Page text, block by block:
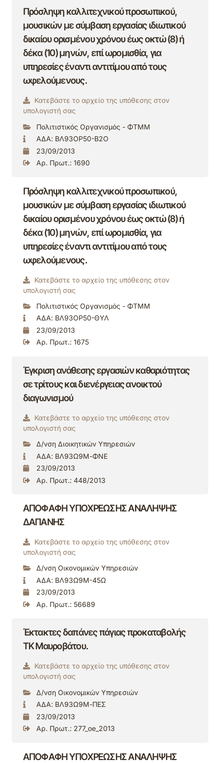
Πρόσληψη καλλιτεχνικού προσωπικού,
μουσικών με σύμβαση εργασίας ιδιωτικού
δικαίου ορισμένου χρόνου έως οκτώ (8) ή
δέκα (10) μηνών, επί ωρομισθία, για
υπηρεσίες έναντι αντιτίμου από τους
ωφελούμενους.
Κατεβάστε το αρχείο της υπόθεσης στον
υπολογιστή σας
Πολιτιστικός Οργανισμός - ΦΤΜΜ
ΑΔΑ: ΒΛ93ΟΡ50-Β2Ο
23/09/2013
Αρ. Πρωτ.: 1690
Πρόσληψη καλλιτεχνικού προσωπικού,
μουσικών με σύμβαση εργασίας ιδιωτικού
δικαίου ορισμένου χρόνου έως οκτώ (8) ή
δέκα (10) μηνών, επί ωρομισθία, για
υπηρεσίες έναντι αντιτίμου από τους
ωφελούμενους.
Κατεβάστε το αρχείο της υπόθεσης στον
υπολογιστή σας
Πολιτιστικός Οργανισμός - ΦΤΜΜ
ΑΔΑ: ΒΛ93ΟΡ50-ΘΥΛ
23/09/2013
Αρ. Πρωτ.: 1675
Έγκριση ανάθεσης εργασιών καθαριότητας
σε τρίτους και διενέργειας ανοικτού
διαγωνισμού
Κατεβάστε το αρχείο της υπόθεσης στον
υπολογιστή σας
Δ/νση Διοικητικών Υπηρεσιών
ΑΔΑ: ΒΛ93Ω9Μ-ΦΝΕ
23/09/2013
Αρ. Πρωτ.: 448/2013
ΑΠΟΦΑΦΗ ΥΠΟΧΡΕΩΣΗΣ ΑΝΑΛΗΨΗΣ
ΔΑΠΑΝΗΣ
Κατεβάστε το αρχείο της υπόθεσης στον
υπολογιστή σας
Δ/νση Οικονομικών Υπηρεσιών
ΑΔΑ: ΒΛ93Ω9Μ-45Ω
23/09/2013
Αρ. Πρωτ.: 56689
Έκτακτες δαπάνες πάγιας προκαταβολής
ΤΚ Μαυροβάτου.
Κατεβάστε το αρχείο της υπόθεσης στον
υπολογιστή σας
Δ/νση Οικονομικών Υπηρεσιών
ΑΔΑ: ΒΛ93Ω9Μ-ΠΕΣ
23/09/2013
Αρ. Πρωτ.: 277_oe_2013
ΑΠΟΦΑΦΗ ΥΠΟΧΡΕΩΣΗΣ ΑΝΑΛΗΨΗΣ